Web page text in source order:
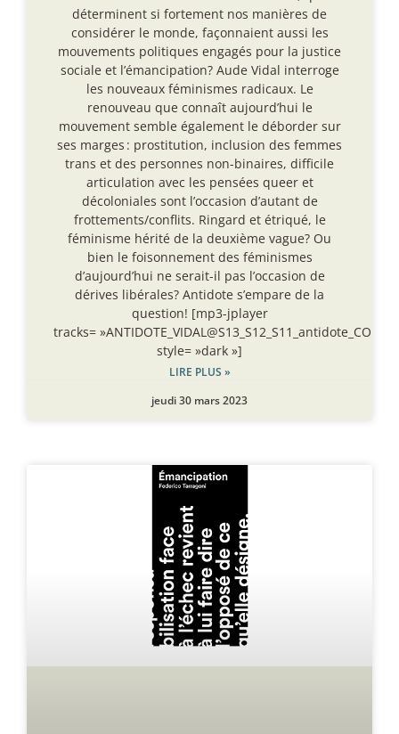
déterminent si fortement nos manières de
considérer le monde, façonnaient aussi les
mouvements politiques engagés pour la justice
sociale et l’émancipation? Aude Vidal interroge
les nouveaux féminismes radicaux. Le
renouveau que connaît aujourd’hui le
mouvement semble également le déborder sur
ses marges : prostitution, inclusion des femmes
trans et des personnes non-binaires, difficile
articulation avec les pensées queer et
décoloniales sont l’occasion d’autant de
frottements/conflits. Ringard et étriqué, le
féminisme hérité de la deuxième vague? Ou
bien le foisonnement des féminismes
d’aujourd’hui ne serait-il pas l’occasion de
dérives libérales? Antidote s’empare de la
question! [mp3-jplayer
tracks=
style= »dark »]
LIRE PLUS »
jeudi 30 mars 2023